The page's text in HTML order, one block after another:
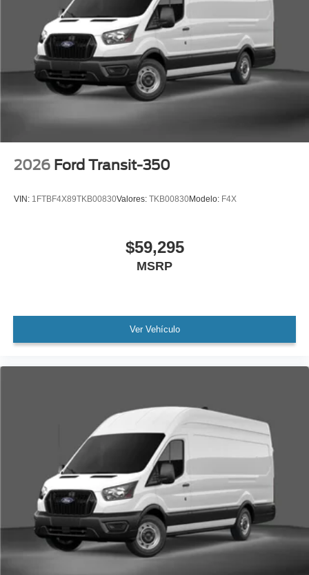
2026 Ford Transit-350
VIN: 1FTBF4X89TKB00830Valores: TKB00830Modelo: F4X
$59,295
MSRP
Ver Vehículo